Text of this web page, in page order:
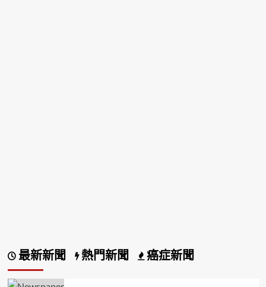
最新新聞 熱門新聞 癌症新聞